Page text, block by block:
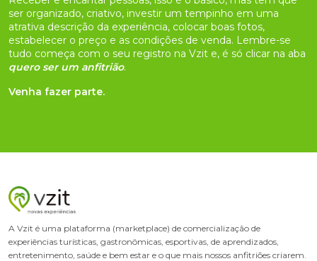
ser organizado, criativo, investir um tempinho em uma
atrativa descrição da experiência, colocar boas fotos,
estabelecer o preço e as condições de venda. Lembre-se
tudo começa com o seu registro na Vzit e, é só clicar na aba
quero ser um anfitrião.
Venha fazer parte.
A Vzit é uma plataforma (marketplace) de comercialização de
experiências turísticas, gastronômicas, esportivas, de aprendizados,
entretenimento, saúde e bem estar e o que mais nossos anfitriões criarem.